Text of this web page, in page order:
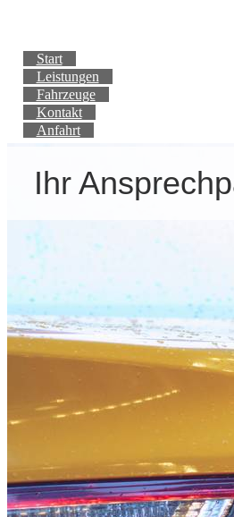
Start
Leistungen
Fahrzeuge
Kontakt
Anfahrt
Ihr